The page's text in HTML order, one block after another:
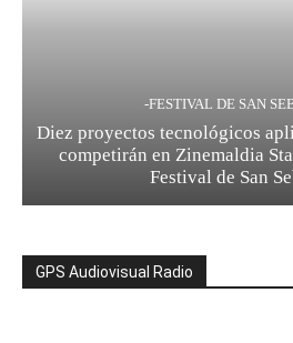
-FESTIVAL DE SAN
Diez proyectos tecnológicos
competirán en Zinemaldia
Festival de San
GPS Audiovisual Radio